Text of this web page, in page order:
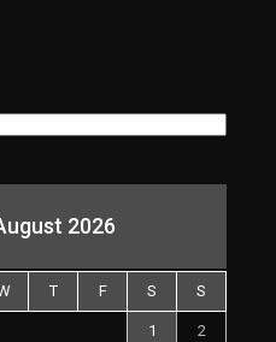
2026
T F S S
1 2